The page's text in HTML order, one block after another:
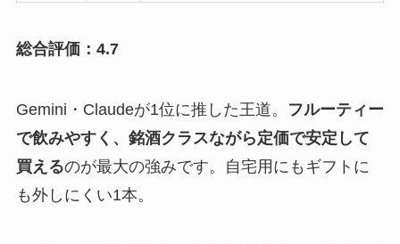
総合評価：4.7
Gemini・Claudeが1位に推した王道。
フルーティー
で飲みやすく、銘酒クラスながら定価で安定して
買えるのが最大の強みです。自宅用にもギフトに
も外しにくい1本。